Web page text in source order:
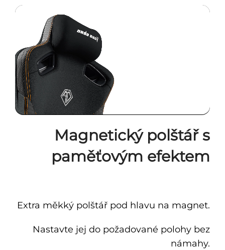
Magnetický polštář s
paměťovým efektem
Extra měkký polštář pod hlavu na magnet.
Nastavte jej do požadované polohy bez
námahy.